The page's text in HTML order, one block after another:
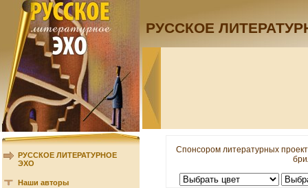
РУССКОЕ
РУССКОЕ ЛИТЕРАТУРНОЕ
ЭХО
Наши авторы
Спонсором литературных